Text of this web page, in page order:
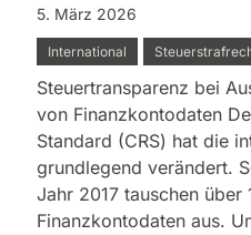
5. März 2026
International
Steuertransparenz bei
von Finanzkontodaten
Standard (CRS) hat die
grundlegend verändert.
Jahr 2017 tauschen über
Finanzkontodaten aus.